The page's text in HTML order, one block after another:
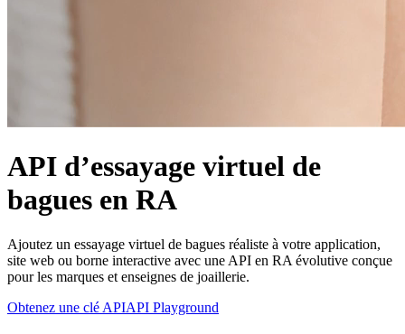
API d’essayage virtuel de
bagues en RA
Ajoutez un essayage virtuel de bagues réaliste à votre application,
site web ou borne interactive avec une API en RA évolutive conçue
pour les marques et enseignes de joaillerie.
Obtenez une clé APIAPI Playground